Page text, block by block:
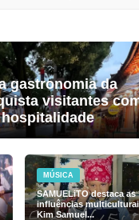
gastronomia da
visitantes
MÚSICA
SAMUELiTO destaca as
influências
Kim Samuel...